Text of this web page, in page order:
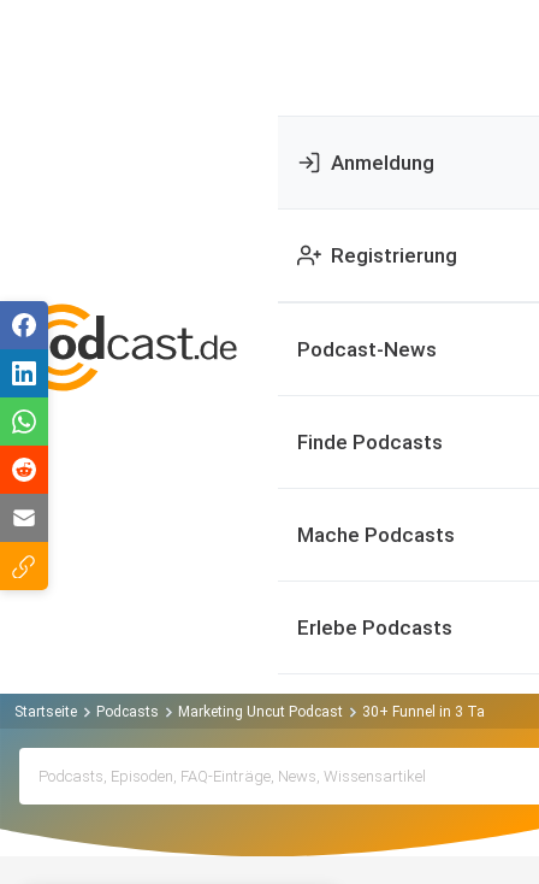
Anmeldung
Registrierung
Podcast-News
Finde Podcasts
Mache Podcasts
Erlebe Podcasts
Startseite Podcasts Marketing Uncut Podcast 30+ Funnel in 3 Tagen: